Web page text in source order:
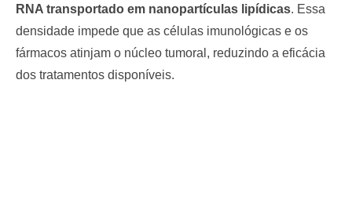
RNA transportado em nanopartículas lipídicas. Essa
densidade impede que as células imunológicas e os
fármacos atinjam o núcleo tumoral, reduzindo a eficácia
dos tratamentos disponíveis.